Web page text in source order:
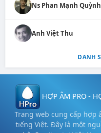
Ns Phan Mạnh Quỳnh
Anh Việt Thu
DANH
HỢP ÂM PRO -
Trang web cung cấp hợp
tiếng Việt. Đây là một